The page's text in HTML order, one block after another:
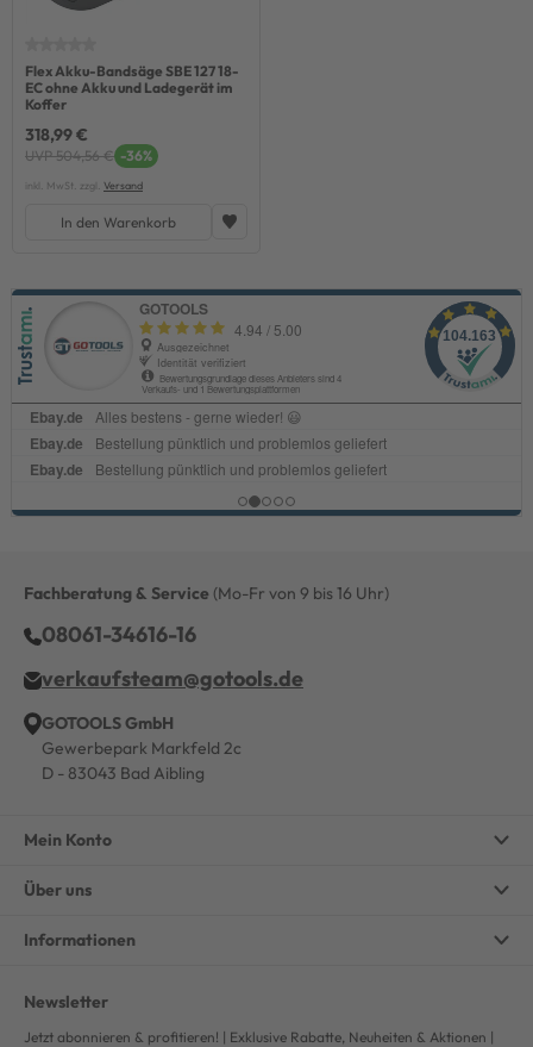
Flex Akku-Bandsäge SBE 127 18-
EC ohne Akku und Ladegerät im
Koffer
318,99 €
UVP 504,56 € -36%
inkl. MwSt. zzgl. Versand
In den Warenkorb
Fachberatung & Service (Mo-Fr von 9 bis 16 Uhr)
08061-34616-16
verkaufsteam@gotools.de
GOTOOLS GmbH
Gewerbepark Markfeld 2c
D - 83043 Bad Aibling
Mein Konto
Über uns
Informationen
Newsletter
Jetzt abonnieren & profitieren! | Exklusive Rabatte, Neuheiten & Aktionen |